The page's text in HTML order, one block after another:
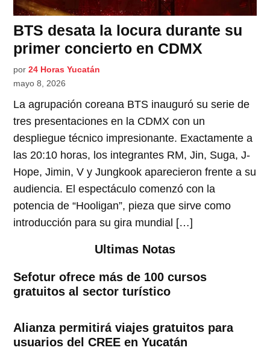
BTS desata la locura durante su
primer concierto en CDMX
por 24 Horas Yucatán
mayo 8, 2026
La agrupación coreana BTS inauguró su serie de
tres presentaciones en la CDMX con un
despliegue técnico impresionante. Exactamente a
las 20:10 horas, los integrantes RM, Jin, Suga, J-
Hope, Jimin, V y Jungkook aparecieron frente a su
audiencia. El espectáculo comenzó con la
potencia de “Hooligan”, pieza que sirve como
introducción para su gira mundial […]
Ultimas Notas
Sefotur ofrece más de 100 cursos
gratuitos al sector turístico
Alianza permitirá viajes gratuitos para
usuarios del CREE en Yucatán